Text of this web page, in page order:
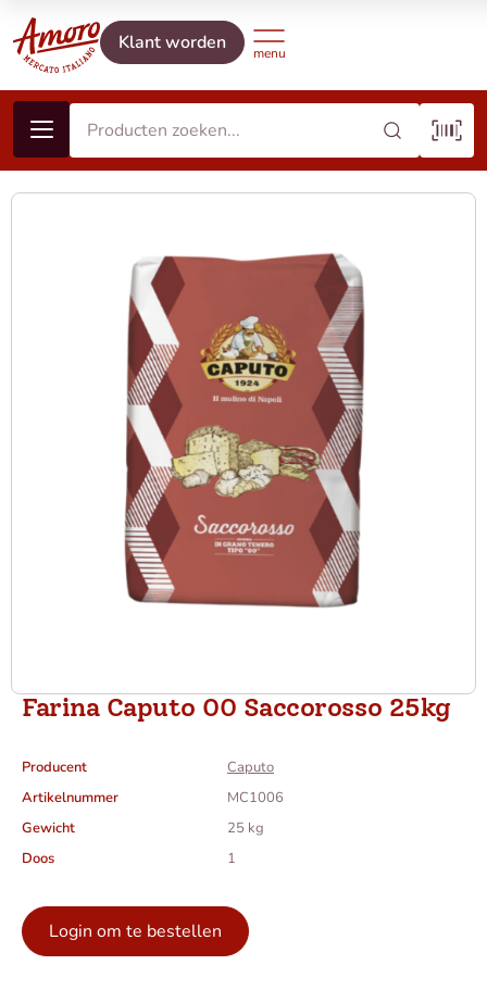
Klant worden
Farina Caputo 00 Saccorosso 25kg
Producent
Caputo
Artikelnummer
MC1006
Gewicht
25 kg
Doos
1
Login om te bestellen